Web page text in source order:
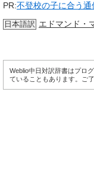
PR:不登校の子に合う通
日本語訳 エドマンド・
Weblio中日対訳辞書はプロ
ていることもあります。ご